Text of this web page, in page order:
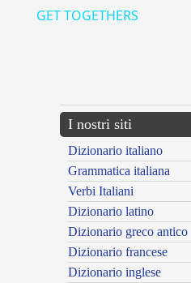
GET TOGETHERS
I nostri siti
Dizionario italiano
Grammatica italiana
Verbi Italiani
Dizionario latino
Dizionario greco antico
Dizionario francese
Dizionario inglese